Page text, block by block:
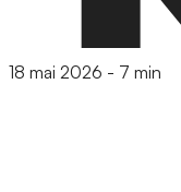
18 mai 2026 - 7 min